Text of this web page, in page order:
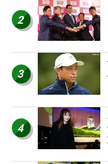
2
3
4